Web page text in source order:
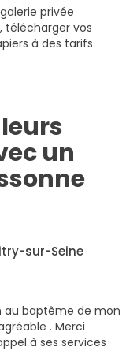
privée
télécharger vos
à des tarifs
un
sur-Seine
au baptême de mon
. Merci
à ses services